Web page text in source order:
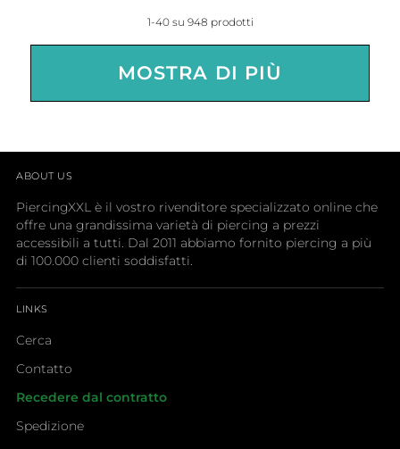
1-40 su 948 prodotti
MOSTRA DI PIÙ
ABOUT US
PiercingXXL è il vostro rivenditore specializzato online che
offre una grandissima varietà di piercing a prezzi
accessibili a tutti. Dal 2011 abbiamo fornito piercing a più
di 100.000 clienti soddisfatti.
LINKS
Cerca
Contatto
Recedere dal contratto
Spedizione